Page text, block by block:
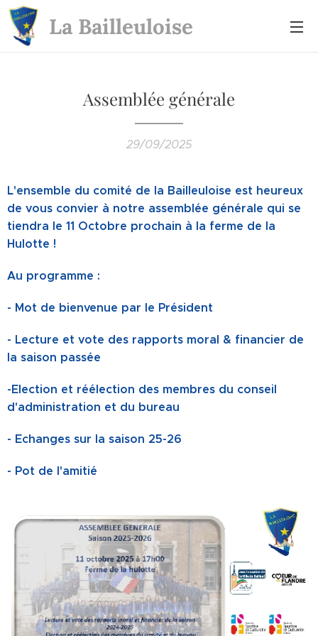
La Bailleuloise
Assemblée générale
29/09/2025
L'ensemble du comité de la Bailleuloise est heureux
de vous convier à notre assemblée générale qui se
tiendra le 11 Octobre prochain à la ferme de la
Hulotte !
Au programme :
- Mot de bienvenue par le Président
- Lecture et vote des rapports moral & financier de
la saison passée
-Election et réélection des membres du conseil
d'administration et du bureau
- Echanges sur la saison 25-26
- Pot de l'amitié